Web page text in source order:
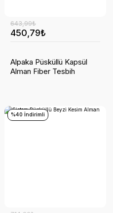
450,79₺
643,99₺
Alpaka Püsküllü Kapsül
Alman Fiber Tesbih
%40 İndirimli